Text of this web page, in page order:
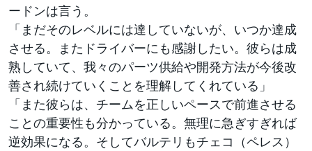
ードンは言う。
「まだそのレベルには達していないが、いつか達成
させる。またドライバーにも感謝したい。彼らは成
熟していて、我々のパーツ供給や開発方法が今後改
善され続けていくことを理解してくれている」
「また彼らは、チームを正しいペースで前進させる
ことの重要性も分かっている。無理に急ぎすぎれば
逆効果になる。そしてバルテリもチェコ（ペレス）